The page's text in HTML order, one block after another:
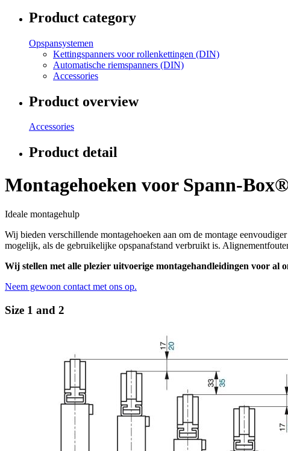
Product category
Opspansystemen
Kettingspanners voor rollenkettingen (DIN)
Automatische riemspanners (DIN)
Accessories
Product overview
Accessories
Product detail
Montagehoeken voor Spann-
Ideale montagehulp
Wij bieden verschillende montagehoeken aan om de montage
mogelijk, als de gebruikelijke opspanafstand verbruikt is.
Wij stellen met alle plezier uitvoerige montagehandleidingen voor al
Neem gewoon contact met ons op.
Size 1 and 2